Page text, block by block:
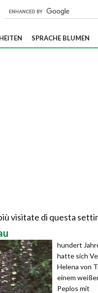
SPRACHE BLUMEN
visitate di questa
hundert
hatte sich
Helena von
einem
Peplos mit